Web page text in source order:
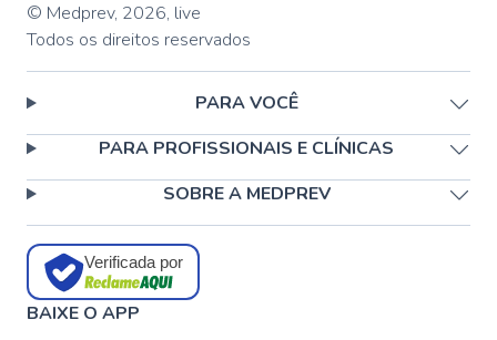
© Medprev, 2026, live
Todos os direitos reservados
PARA VOCÊ
PARA PROFISSIONAIS E CLÍNICAS
SOBRE A MEDPREV
Verificada por
BAIXE O APP